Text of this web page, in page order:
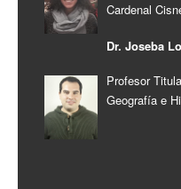
Cardenal
Dr. Joseba
Profesor
Geografía e